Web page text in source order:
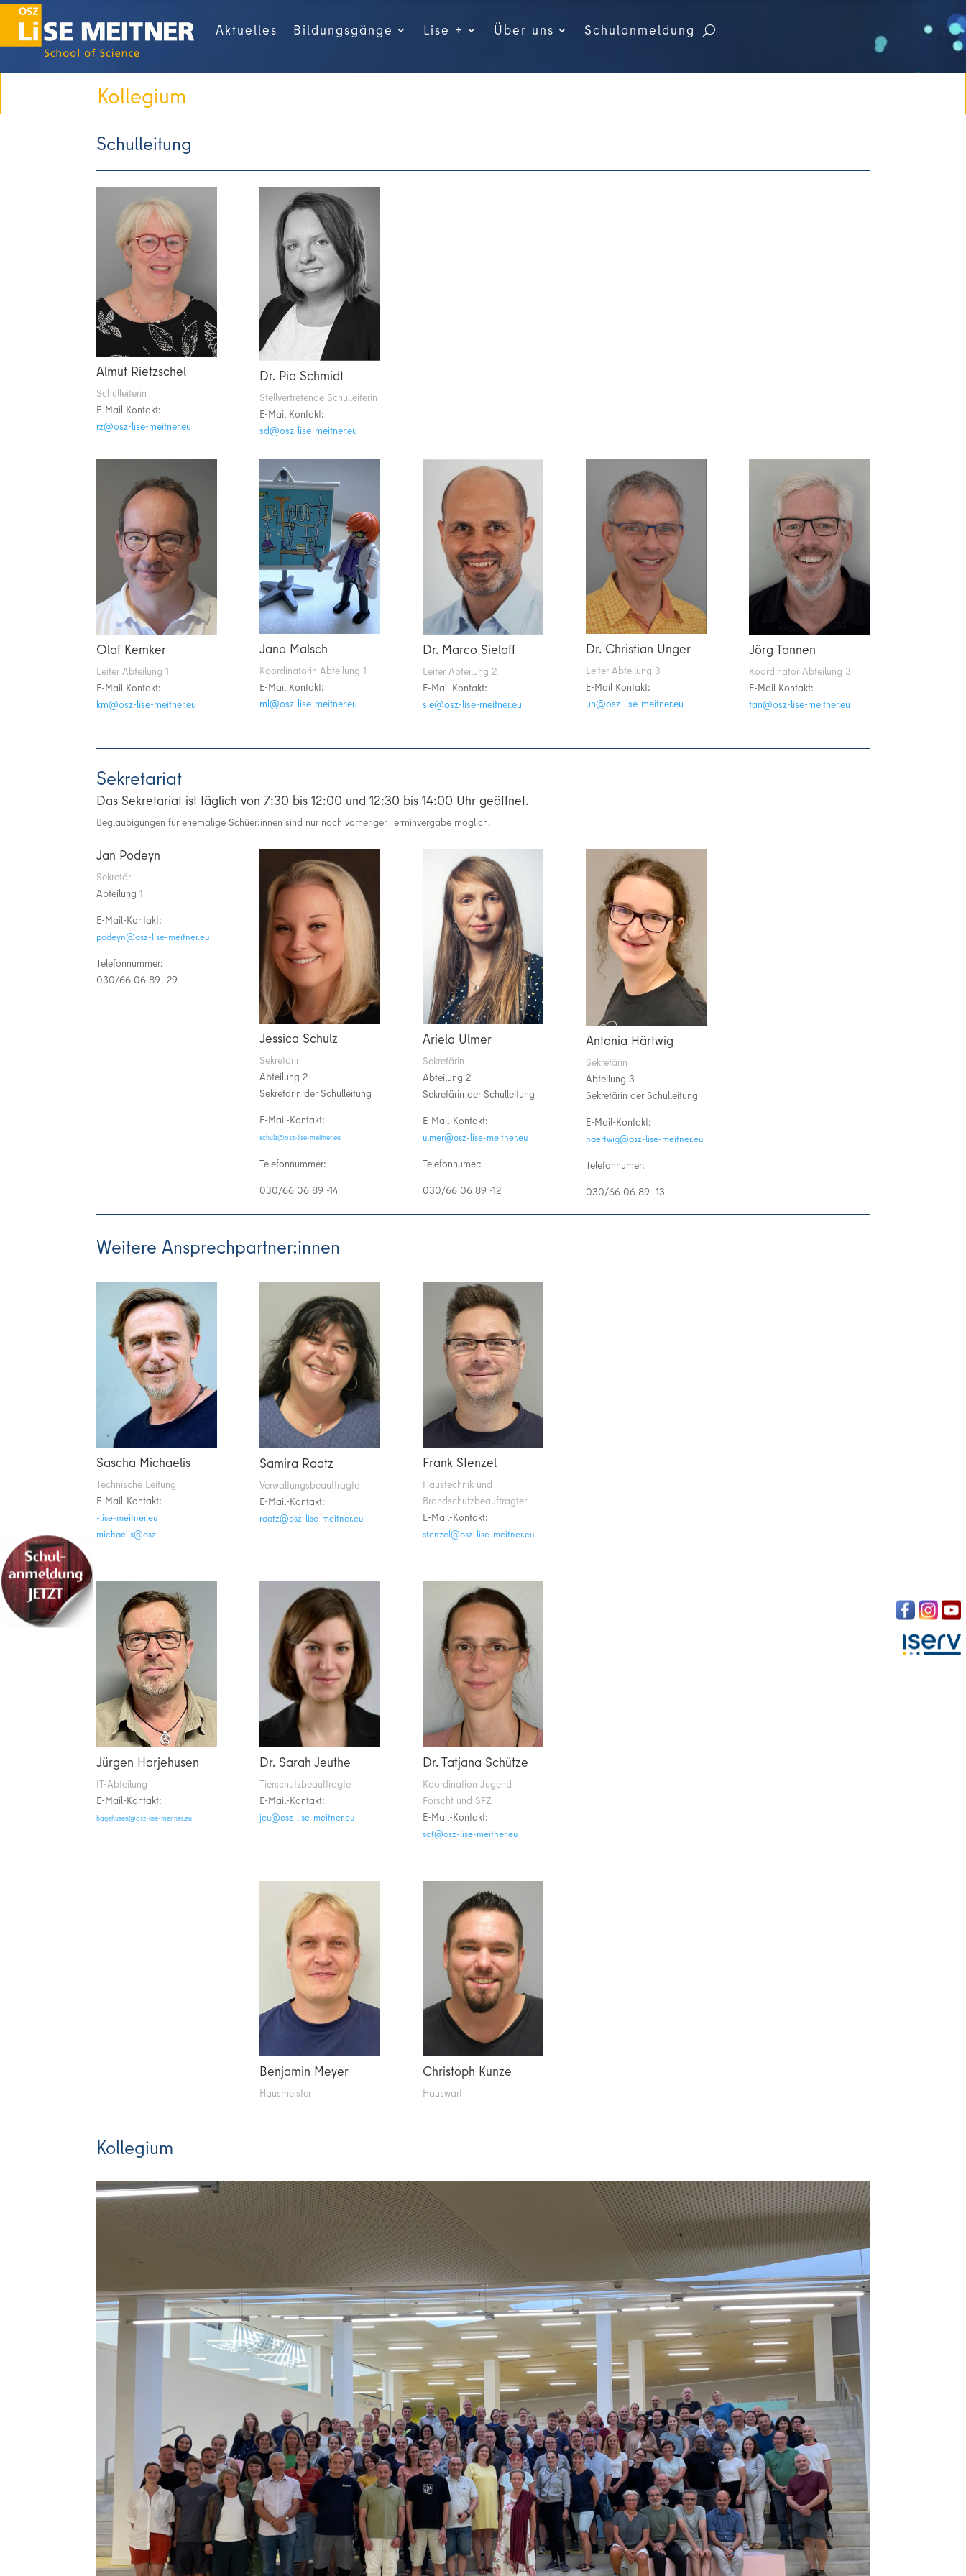
Aktuelles Bildungsgänge Lise + Über uns Schulanmeldung
Kollegium
Schulleitung
Almut Rietzschel
Schulleiterin
E-Mail Kontakt:
ue.rentiem-esil-zso@zr
Dr. Pia Schmidt
Stellvertretende Schulleiterin
E-Mail Kontakt:
ue.rentiem-esil-zso@ds
Olaf Kemker
Leiter Abteilung 1
E-Mail Kontakt:
ue.rentiem-esil-zso@mk
Jana Malsch
Koordinatorin Abteilung 1
E-Mail Kontakt:
ue.rentiem-esil-zso@lm
Dr. Marco Sielaff
Leiter Abteilung 2
E-Mail Kontakt:
ue.rentiem-esil-zso@eis
Dr. Christian Unger
Leiter Abteilung 3
E-Mail Kontakt:
ue.rentiem-esil-zso@nu
Jörg Tannen
Koordinator Abteilung 3
E-Mail Kontakt:
ue.rentiem-esil-zso@nat
Sekretariat
Das Sekretariat ist täglich von 7:30 bis 12:00 und 12:30 bis 14:00 Uhr geöffnet.
Beglaubigungen für ehemalige Schüer:innen sind nur nach vorheriger Terminvergabe möglich.
Jan Podeyn
Sekretär
Abteilung 1
E-Mail-Kontakt:
ue.rentiem-esil-zso@nyedop
Telefonnummer:
030/66 06 89 -29
Jessica Schulz
Sekretärin
Abteilung 2
Sekretärin der Schulleitung
E-Mail-Kontakt:
ue.rentiem-esil-zso@zluhcs
Telefonnummer:
030/66 06 89 -14
Ariela Ulmer
Sekretärin
Abteilung 2
Sekretärin der Schulleitung
E-Mail-Kontakt:
ue.rentiem-esil-zso@remlu
Telefonnumer:
030/66 06 89 -12
Antonia Härtwig
Sekretärin
Abteilung 3
Sekretärin der Schulleitung
E-Mail-Kontakt:
ue.rentiem-esil-zso@giwtreah
Telefonnumer:
030/66 06 89 -13
Weitere Ansprechpartner:innen
Sascha Michaelis
Technische Leitung
E-Mail-Kontakt:
ue.rentiem-esil-
zso@sileahcim
Samira Raatz
Verwaltungsbeauftragte
E-Mail-Kontakt:
ue.rentiem-esil-zso@ztaar
Frank Stenzel
Haustechnik und
Brandschutzbeauftragter
E-Mail-Kontakt:
ue.rentiem-esil-zso@leznets
Jürgen Harjehusen
IT-Abteilung
E-Mail-Kontakt:
ue.rentiem-esil-zso@nesuhejrah
Dr. Sarah Jeuthe
Tierschutzbeauftragte
E-Mail-Kontakt:
ue.rentiem-esil-zso@uej
Dr. Tatjana Schütze
Koordination Jugend
Forscht und SFZ
E-Mail-Kontakt:
ue.rentiem-esil-zso@tcs
Benjamin Meyer
Hausmeister
Christoph Kunze
Hauswart
Kollegium